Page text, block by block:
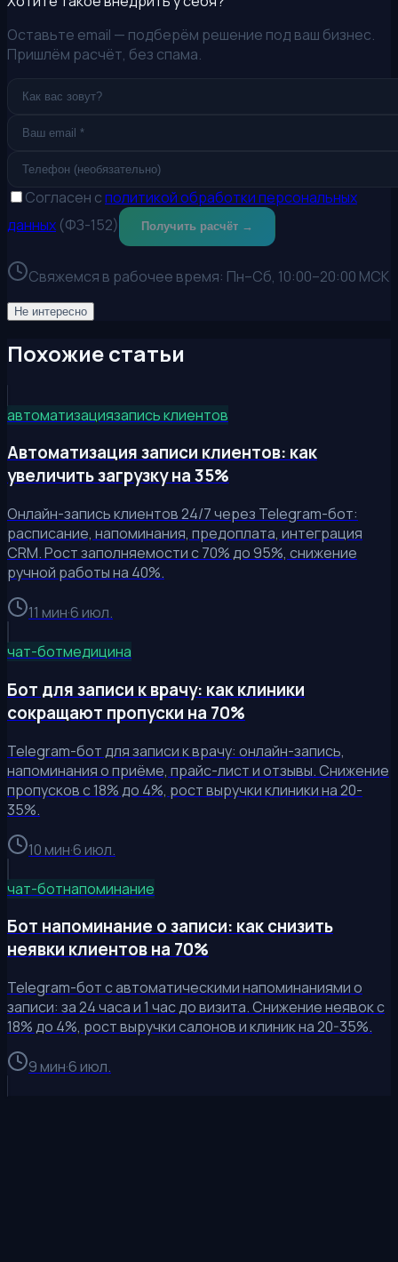
Оставьте email — подберём решение под ваш бизнес.
Пришлём расчёт, без спама.
Согласен сполитикой обработки персональных
данных (ФЗ-152) Получить расчёт →
Свяжемся в рабочее время: Пн–Сб, 10:00–20:00 МСК
Не интересно
Похожие статьи
автоматизациязапись клиентов
Автоматизация записи клиентов: как
увеличить загрузку на 35%
Онлайн-запись клиентов 24/7 через Telegram-бот:
расписание, напоминания, предоплата, интеграция
CRM. Рост заполняемости с 70% до 95%, снижение
ручной работы на 40%.
11 мин·6 июл.
чат-ботмедицина
Бот для записи к врачу: как клиники
сокращают пропуски на 70%
Telegram-бот для записи к врачу: онлайн-запись,
напоминания о приёме, прайс-лист и отзывы. Снижение
пропусков с 18% до 4%, рост выручки клиники на 20-
35%.
10 мин·6 июл.
чат-ботнапоминание
Бот напоминание о записи: как снизить
неявки клиентов на 70%
Telegram-бот с автоматическими напоминаниями о
записи: за 24 часа и 1 час до визита. Снижение неявок с
18% до 4%, рост выручки салонов и клиник на 20-35%.
9 мин·6 июл.